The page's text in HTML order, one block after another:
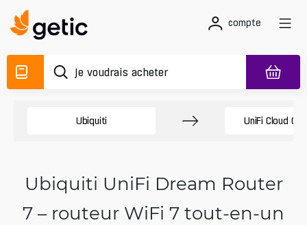
compte
Ubiquiti UniFi Cloud
Ubiquiti UniFi Dream Router
7 – routeur WiFi 7 tout-en-un